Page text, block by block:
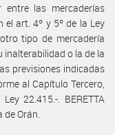
las mercaderías
art. 4º y 5º de la Ley
tipo de mercadería
o la de la
previsiones indicadas
al Capítulo Tercero,
22.415.-. BERETTA
Orán.